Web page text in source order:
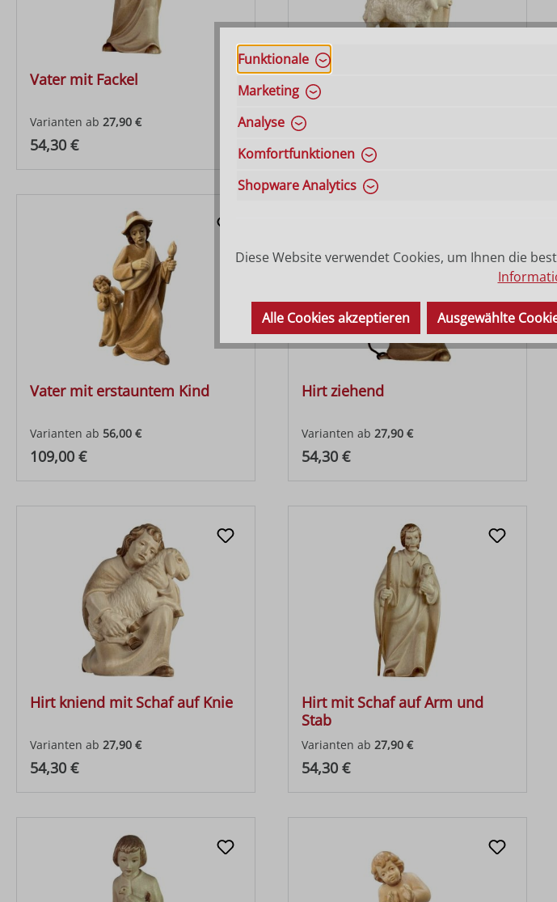
Vater mit Fackel
Varianten ab 27,90 €
Regulärer Preis:
54,30 €
Hirt gebogen mit Schaf
Varianten ab
Regulärer Preis:
54,30 €
Vater mit erstauntem Kind
Varianten ab 56,00 €
Regulärer Preis:
109,00 €
Hirt ziehend
Varianten ab 27,90 €
Regulärer Preis:
54,30 €
Hirt kniend mit Schaf auf Knie
Varianten ab 27,90 €
Regulärer Preis:
54,30 €
Hirt mit Schaf auf Arm und
Stab
Varianten ab 27,90 €
Regulärer Preis:
54,30 €
Funktionale
Marketing
Analyse
Komfortfunktionen
Shopware Analytics
Diese Website verwendet Cookies, um Ihnen die
Alle Cookies akzeptieren Ausgewählte